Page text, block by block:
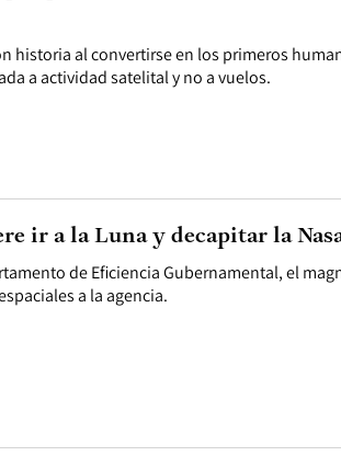
historia al convertirse en los primeros
a actividad satelital y no a vuelos.
de Eficiencia Gubernamental, el
a la agencia.
ir a la Luna y decapitar la